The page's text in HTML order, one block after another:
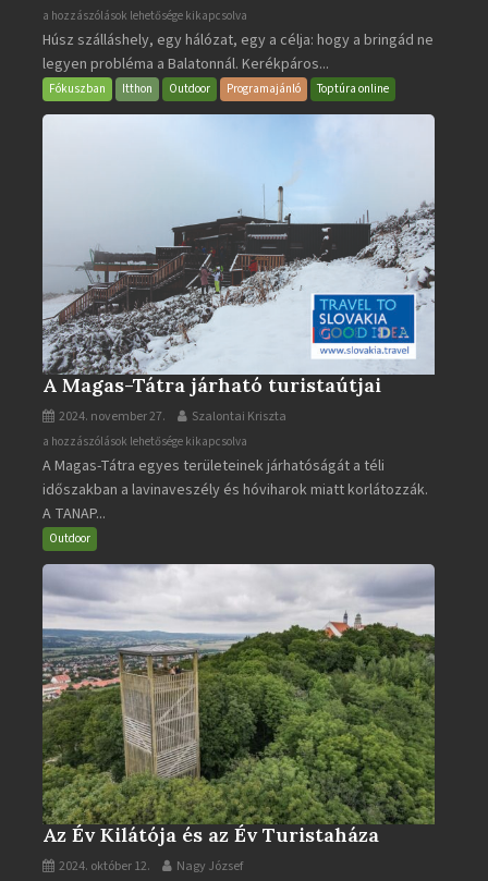
BalatonBIKE365
bejegyzéshez
a hozzászólások lehetősége kikapcsolva
Húsz szálláshely, egy hálózat, egy a célja: hogy a bringád ne
legyen probléma a Balatonnál. Kerékpáros...
Fókuszban Itthon Outdoor Programajánló Toptúra online
A Magas-Tátra járható turistaútjai
2024. november 27. Szalontai Kriszta
A
Magas-
Tátra
járható
turistaútjai
a hozzászólások lehetősége kikapcsolva
A Magas-Tátra egyes területeinek járhatóságát a téli
időszakban a lavinaveszély és hóviharok miatt korlátozzák.
A TANAP...
Outdoor
Az Év Kilátója és az Év Turistaháza
2024. október 12. Nagy József